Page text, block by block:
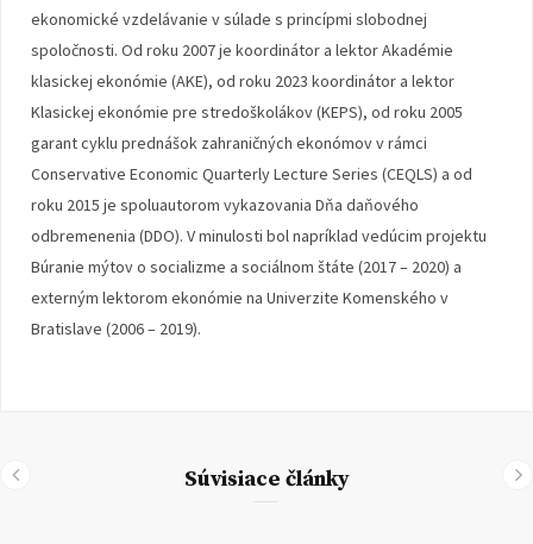
ekonomické vzdelávanie v súlade s princípmi slobodnej
spoločnosti. Od roku 2007 je koordinátor a lektor Akadémie
klasickej ekonómie (AKE), od roku 2023 koordinátor a lektor
Klasickej ekonómie pre stredoškolákov (KEPS), od roku 2005
garant cyklu prednášok zahraničných ekonómov v rámci
Conservative Economic Quarterly Lecture Series (CEQLS) a od
roku 2015 je spoluautorom vykazovania Dňa daňového
odbremenenia (DDO). V minulosti bol napríklad vedúcim projektu
Búranie mýtov o socializme a sociálnom štáte (2017 – 2020) a
externým lektorom ekonómie na Univerzite Komenského v
Bratislave (2006 – 2019).
Súvisiace články